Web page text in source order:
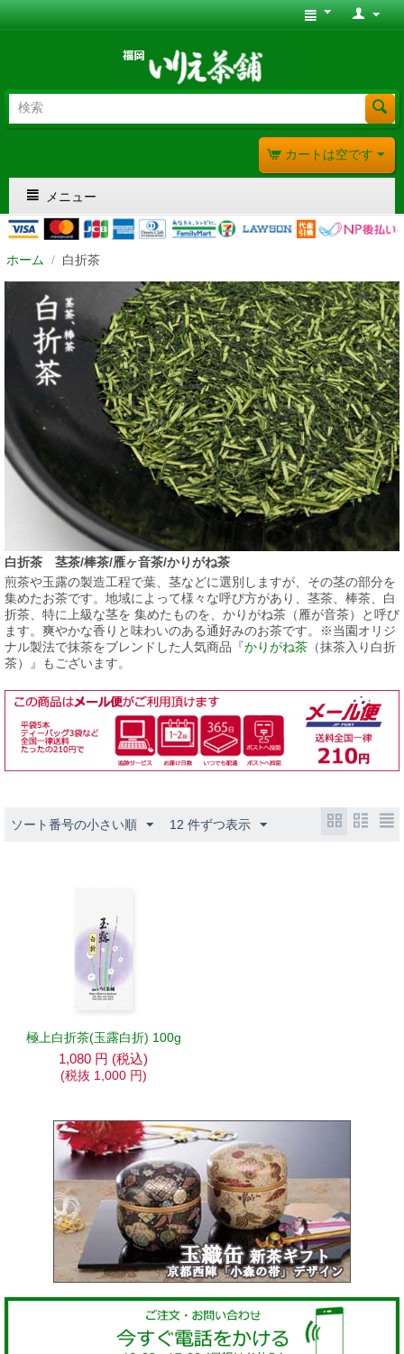
カートは空です
メニュー
ホーム / 白折茶
白折茶 茎茶/棒茶/雁ヶ音茶/かりがね茶
煎茶や玉露の製造工程で葉、茎などに選別しますが、その茎の部分を
集めたお茶です。地域によって様々な呼び方があり、茎茶、棒茶、白
折茶、特に上級な茎を 集めたものを、かりがね茶（雁が音茶）と呼び
ます。爽やかな香りと味わいのある通好みのお茶です。※当園オリジ
ナル製法で抹茶をブレンドした人気商品『かりがね茶 （抹茶入り白折
茶）』もございます。
ソート番号の小さい順 12 件ずつ表示
極上白折茶(玉露白折) 100g
1,080 円 (税込)
(税抜 1,000 円)